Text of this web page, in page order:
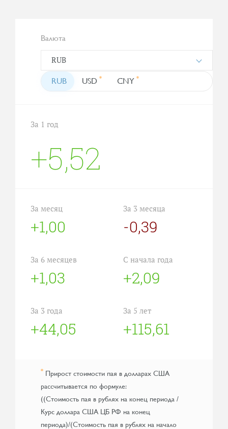
Валюта
RUB
RUB USD * CNY *
За 1 год
+5,52
За месяц
+1,00
За 3 месяца
-0,39
За 6 месяцев
+1,03
С начала года
+2,09
За 3 года
+44,05
За 5 лет
+115,61
* Прирост стоимости пая в долларах США
рассчитывается по формуле:
((Стоимость пая в рублях на конец периода /
Курс доллара США ЦБ РФ на конец
периода)/(Стоимость пая в рублях на начало